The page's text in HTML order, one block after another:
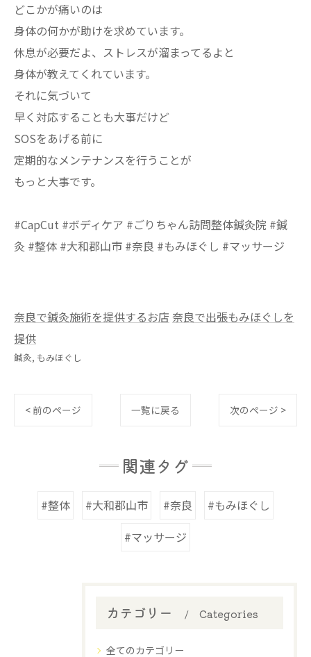
どこかが痛いのは
身体の何かが助けを求めています。
休息が必要だよ、ストレスが溜まってるよと
身体が教えてくれています。
それに気づいて
早く対応することも大事だけど
SOSをあげる前に
定期的なメンテナンスを行うことが
もっと大事です。
#CapCut #ボディケア #ごりちゃん訪問整体鍼灸院 #鍼
灸 #整体 #大和郡山市 #奈良 #もみほぐし #マッサージ
奈良で鍼灸施術を提供するお店 奈良で出張もみほぐしを
提供
鍼灸 もみほぐし
< 前のページ 一覧に戻る 次のページ >
関連タグ
#整体 #大和郡山市 #奈良
#もみほぐし
#マッサージ
カテゴリー Categories
全てのカテゴリー